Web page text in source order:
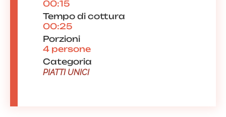
00:15
Tempo di cottura
00:25
Porzioni
4 persone
Categoria
PIATTI UNICI